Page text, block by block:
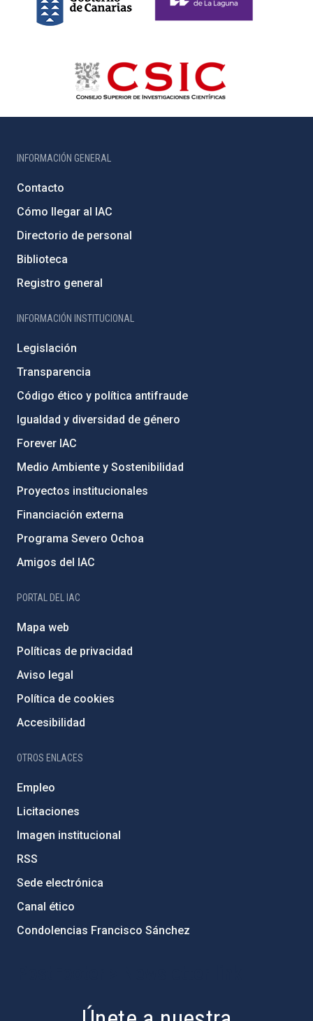
INFORMACIÓN GENERAL
Contacto
Cómo llegar al IAC
Directorio de personal
Biblioteca
Registro general
INFORMACIÓN INSTITUCIONAL
Legislación
Transparencia
Código ético y política antifraude
Igualdad y diversidad de género
Forever IAC
Medio Ambiente y Sostenibilidad
Proyectos institucionales
Financiación externa
Programa Severo Ochoa
Amigos del IAC
PORTAL DEL IAC
Mapa web
Políticas de privacidad
Aviso legal
Política de cookies
Accesibilidad
OTROS ENLACES
Empleo
Licitaciones
Imagen institucional
RSS
Sede electrónica
Canal ético
Condolencias Francisco Sánchez